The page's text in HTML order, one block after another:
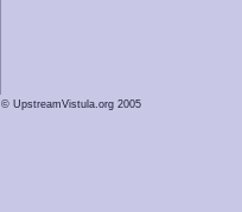
© UpstreamVistula.org 2005